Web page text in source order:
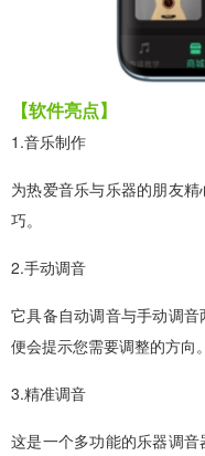
【软件亮点】
1.音乐制作
为热爱音乐与乐器的朋友
巧。
2.手动调音
它具备自动调音与手动调
便会提示您需要调整的方向。
3.精准调音
这是一个多功能的乐器调